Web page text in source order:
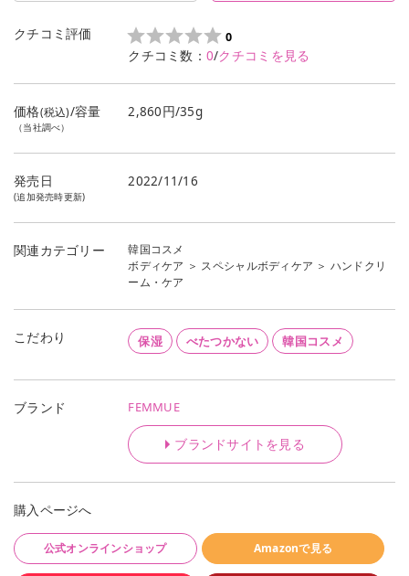
クチコミ評価 0
クチコミ数： 0/クチコミを見る
価格(税込)/容量
（当社調べ）
2,860円/35g
発売日
(追加発売時更新)
2022/11/16
関連カテゴリー
韓国コスメ
ボディケア ＞ スペシャルボディケア ＞ ハンドクリ
ーム・ケア
こだわり 保湿 べたつかない 韓国コスメ
ブランド FEMMUE
ブランドサイトを見る
購入ページへ
公式オンラインショップ Amazonで見る